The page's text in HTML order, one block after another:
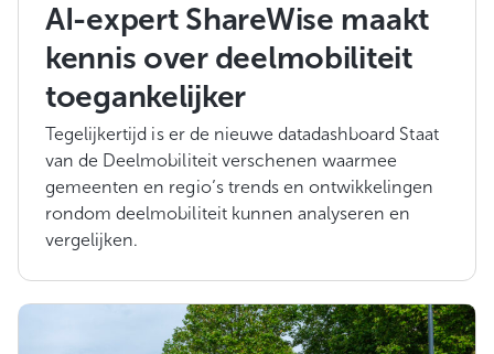
AI-expert ShareWise maakt
kennis over deelmobiliteit
toegankelijker
Tegelijkertijd is er de nieuwe datadashboard Staat
van de Deelmobiliteit verschenen waarmee
gemeenten en regio’s trends en ontwikkelingen
rondom deelmobiliteit kunnen analyseren en
vergelijken.